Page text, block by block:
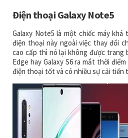
Điện thoại Galaxy Note5
Galaxy Note5 là một chiếc máy
điện thoại này ngoài việc thay đổi
cao cấp thì nó lại không được trang
Edge hay Galaxy S6 ra mắt thời
điện thoại tốt và có nhiều sự cải tiến